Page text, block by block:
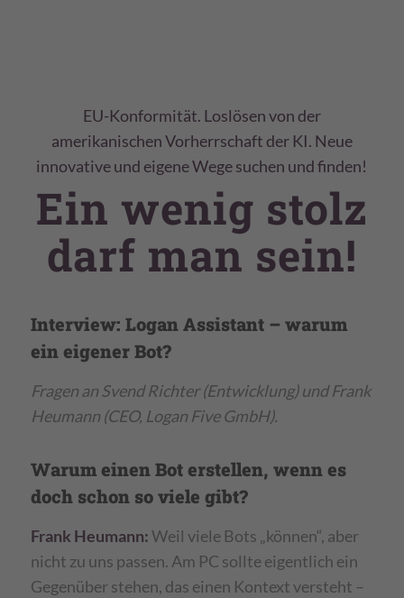
EU-Konformität. Loslösen von der
amerikanischen Vorherrschaft der KI. Neue
innovative und eigene Wege suchen und finden!
Ein wenig stolz
darf man sein!
Interview: Logan Assistant – warum
ein eigener Bot?
Fragen an Svend Richter (Entwicklung) und Frank
Heumann (CEO, Logan Five GmbH).
Warum einen Bot erstellen, wenn es
doch schon so viele gibt?
Frank Heumann:Weil viele Bots „können“, aber
nicht zu uns passen. Am PC sollte eigentlich ein
Gegenüber stehen, das einen Kontext versteht –